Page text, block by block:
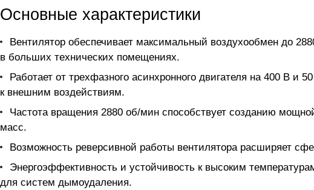
Основные характеристики
Вентилятор обеспечивает максимальный воздухообмен до
в больших технических помещениях.
Работает от трехфазного асинхронного двигателя на 400 В и
к внешним воздействиям.
Частота вращения 2880 об/мин способствует созданию
масс.
Возможность реверсивной работы вентилятора расширяет
Энергоэффективность и устойчивость к высоким
для систем дымоудаления.